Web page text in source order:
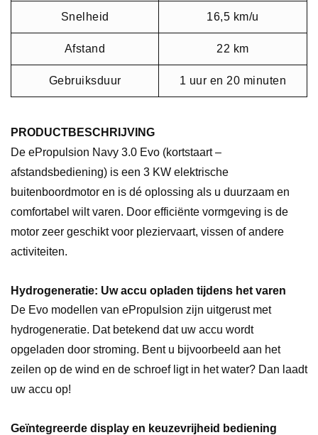
Snelheid 16,5 km/u
Afstand 22 km
Gebruiksduur 1 uur en 20 minuten
PRODUCTBESCHRIJVING
De ePropulsion Navy 3.0 Evo (kortstaart –
afstandsbediening) is een 3 KW elektrische
buitenboordmotor en is dé oplossing als u duurzaam en
comfortabel wilt varen. Door efficiënte vormgeving is de
motor zeer geschikt voor pleziervaart, vissen of andere
activiteiten.
Hydrogeneratie: Uw accu opladen tijdens het varen
De Evo modellen van ePropulsion zijn uitgerust met
hydrogeneratie. Dat betekend dat uw accu wordt
opgeladen door stroming. Bent u bijvoorbeeld aan het
zeilen op de wind en de schroef ligt in het water? Dan laadt
uw accu op!
Geïntegreerde display en keuzevrijheid bediening